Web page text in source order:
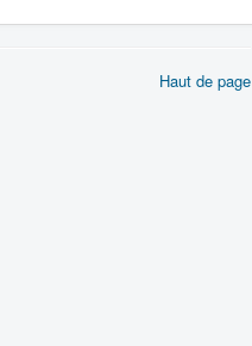
Haut de page